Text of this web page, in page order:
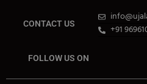
CONTACT US
+91
FOLLOW US ON